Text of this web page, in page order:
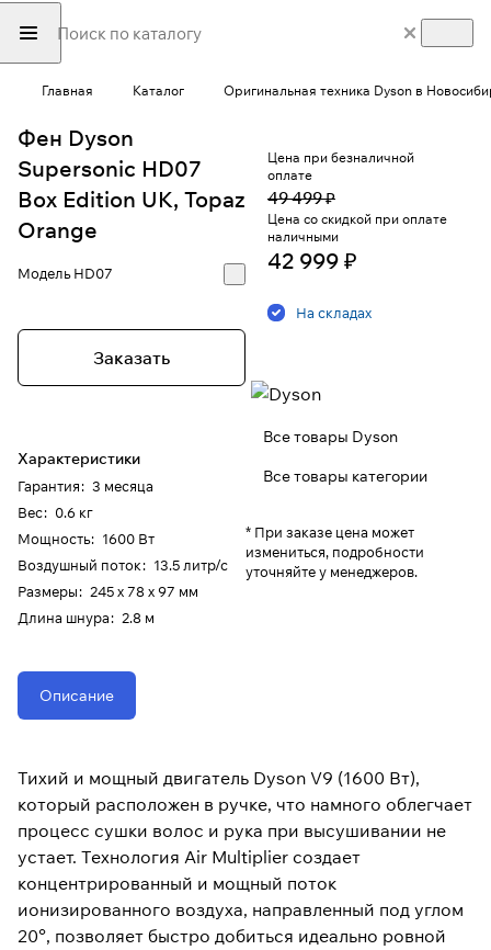
Главная Каталог Оригинальная техника Dyson в
Фен Dyson
Supersonic HD07
Box Edition UK, Topaz
Orange
МодельHD07
Заказать
Характеристики
Гарантия: 3 месяца
Вес: 0.6 кг
Мощность: 1600 Вт
Воздушный поток: 13.5 литр/с
Размеры: 245 х 78 х 97 мм
Длина шнура: 2.8 м
Цена при безналичной
оплате
49 499 ₽
Цена со скидкой при оплате
наличными
42 999 ₽
На складах
Все товары Dyson
Все товары категории
* При заказе цена может
измениться, подробности
уточняйте у менеджеров.
Описание
Тихий и мощный двигатель Dyson V9 (1600 Вт),
который расположен в ручке, что намного облегчает
процесс сушки волос и рука при высушивании не
устает. Технология Air Multiplier создает
концентрированный и мощный поток
ионизированного воздуха, направленный под углом
20°, позволяет быстро добиться идеально ровной